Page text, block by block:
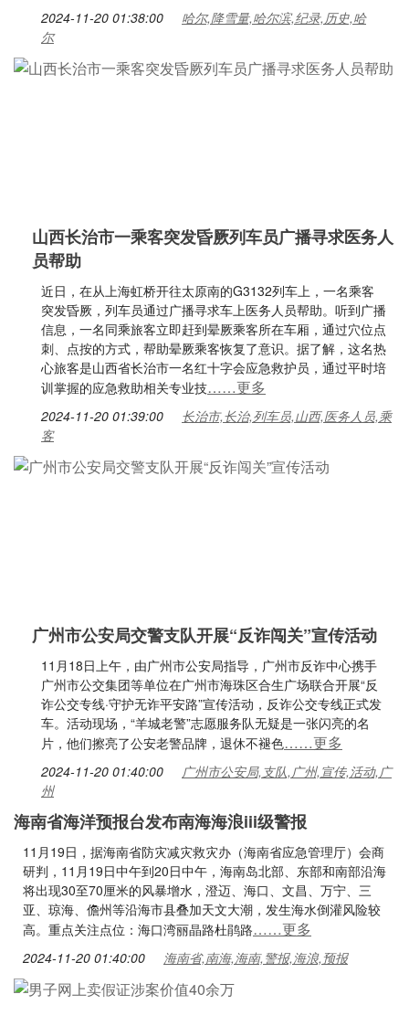
2024-11-20 01:38:00
哈尔,降雪量,哈尔滨,纪录,历史,哈
尔
山西长治市一乘客突发昏厥列车员广播寻求医务人
员帮助
近日，在从上海虹桥开往太原南的G3132列车上，一名乘客
突发昏厥，列车员通过广播寻求车上医务人员帮助。听到广播
信息，一名同乘旅客立即赶到晕厥乘客所在车厢，通过穴位点
刺、点按的方式，帮助晕厥乘客恢复了意识。据了解，这名热
心旅客是山西省长治市一名红十字会应急救护员，通过平时培
训掌握的应急救助相关专业技……更多
2024-11-20 01:39:00
长治市,长治,列车员,山西,医务人员,乘
客
广州市公安局交警支队开展“反诈闯关”宣传活动
11月18日上午，由广州市公安局指导，广州市反诈中心携手
广州市公交集团等单位在广州市海珠区合生广场联合开展“反
诈公交专线·守护无诈平安路”宣传活动，反诈公交专线正式发
车。活动现场，“羊城老警”志愿服务队无疑是一张闪亮的名
片，他们擦亮了公安老警品牌，退休不褪色……更多
2024-11-20 01:40:00
广州市公安局,支队,广州,宣传,活动,广
州
海南省海洋预报台发布南海海浪iii级警报
11月19日，据海南省防灾减灾救灾办（海南省应急管理厅）会商
研判，11月19日中午到20日中午，海南岛北部、东部和南部沿海
将出现30至70厘米的风暴增水，澄迈、海口、文昌、万宁、三
亚、琼海、儋州等沿海市县叠加天文大潮，发生海水倒灌风险较
高。重点关注点位：海口湾丽晶路杜鹃路……更多
2024-11-20 01:40:00 海南省,南海,海南,警报,海浪,预报